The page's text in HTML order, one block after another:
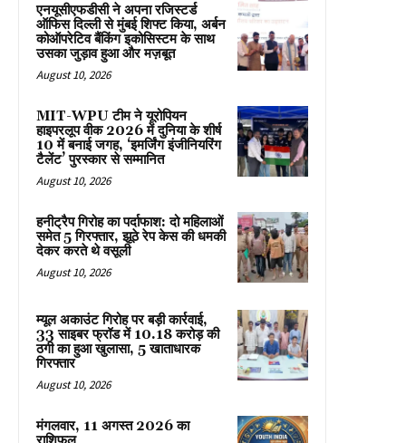
एनयूसीएफडीसी ने अपना रजिस्टर्ड
ऑफिस दिल्ली से मुंबई शिफ्ट किया, अर्बन
कोऑपरेटिव बैंकिंग इकोसिस्टम के साथ
उसका जुड़ाव हुआ और मज़बूत
August 10, 2026
MIT-WPU टीम ने यूरोपियन
हाइपरलूप वीक 2026 में दुनिया के शीर्ष
10 में बनाई जगह, ‘इमर्जिंग इंजीनियरिंग
टैलेंट’ पुरस्कार से सम्मानित
August 10, 2026
हनीट्रैप गिरोह का पर्दाफाश: दो महिलाओं
समेत 5 गिरफ्तार, झूठे रेप केस की धमकी
देकर करते थे वसूली
August 10, 2026
म्यूल अकाउंट गिरोह पर बड़ी कार्रवाई,
33 साइबर फ्रॉड में 10.18 करोड़ की
ठगी का हुआ खुलासा, 5 खाताधारक
गिरफ्तार
August 10, 2026
मंगलवार, 11 अगस्त 2026 का